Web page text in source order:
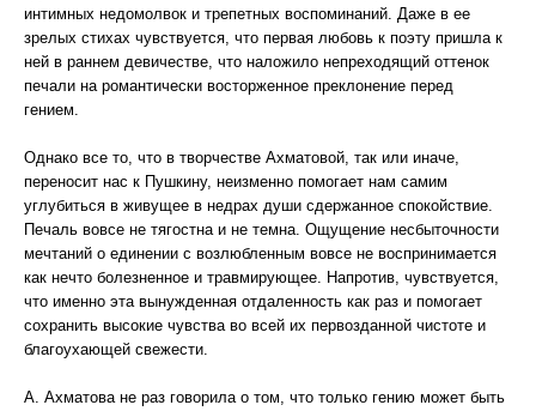
интимных недомолвок и трепетных воспоминаний. Даже в ее
зрелых стихах чувствуется, что первая любовь к поэту пришла к
ней в раннем девичестве, что наложило непреходящий оттенок
печали на романтически восторженное преклонение перед
гением.
Однако все то, что в творчестве Ахматовой, так или иначе,
переносит нас к Пушкину, неизменно помогает нам самим
углубиться в живущее в недрах души сдержанное спокойствие.
Печаль вовсе не тягостна и не темна. Ощущение несбыточности
мечтаний о единении с возлюбленным вовсе не воспринимается
как нечто болезненное и травмирующее. Напротив, чувствуется,
что именно эта вынужденная отдаленность как раз и помогает
сохранить высокие чувства во всей их первозданной чистоте и
благоухающей свежести.
А. Ахматова не раз говорила о том, что только гению может быть